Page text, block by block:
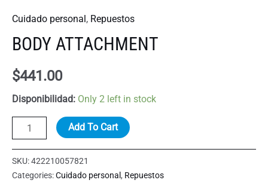
Cuidado personal, Repuestos
BODY ATTACHMENT
$441.00
Disponibilidad: Only 2 left in stock
BODY
ATTACHMENT
quantity
Add To Cart
SKU:422210057821
Categories:Cuidado personal , Repuestos